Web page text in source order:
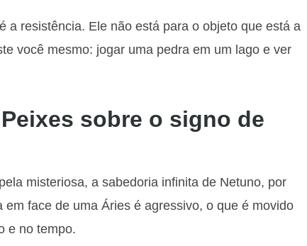
a resistência. Ele não está para o objeto que está a
você mesmo: jogar uma pedra em um lago e ver
sobre o signo de
misteriosa, a sabedoria infinita de Netuno, por
face de uma Áries é agressivo, o que é movido
e no tempo.